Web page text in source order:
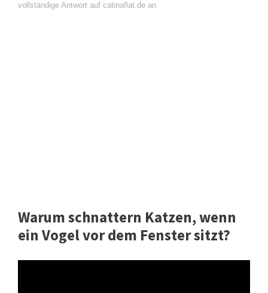
vollständige Antwort auf catinaflat.de an
Warum schnattern Katzen, wenn
ein Vogel vor dem Fenster sitzt?